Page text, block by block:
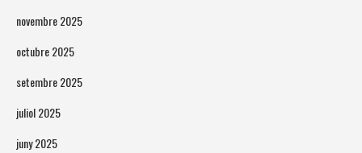
novembre 2025
octubre 2025
setembre 2025
juliol 2025
juny 2025